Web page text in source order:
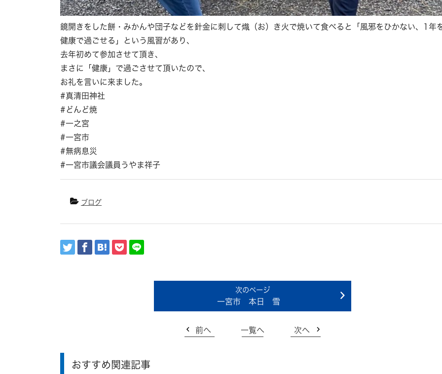
鏡開きをした餅・みかんや団子などを針金に刺して熾（お）き火で焼いて食べると「風邪をひかない、1年
健康で過ごせる」という風習があり、
去年初めて参加させて頂き、
まさに「健康」で過ごさせて頂いたので、
お礼を言いに来ました。
#真清田神社
#どんど焼
#一之宮
#一宮市
#無病息災
#一宮市議会議員うやま祥子
ブログ
一宮市 本日 雪
前へ 一覧へ 次へ
おすすめ関連記事